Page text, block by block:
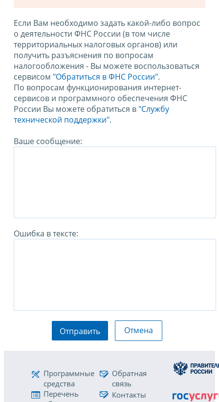
Если Вам необходимо задать какой-либо вопрос
о деятельности ФНС России (в том числе
территориальных налоговых органов) или
получить разъяснения по вопросам
налогообложения - Вы можете воспользоваться
сервисом "Обратиться в ФНС России".
По вопросам функционирования интернет-
сервисов и программного обеспечения ФНС
России Вы можете обратиться в "Службу
технической поддержки".
Ваше сообщение:
Ошибка в тексте:
Отправить Отмена
Программные
средства
Перечень
Обратная
связь
Контакты